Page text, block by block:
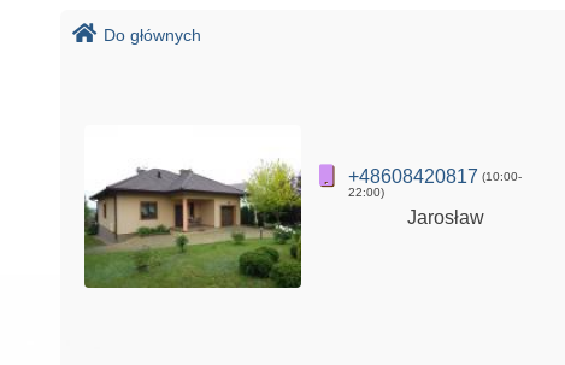
Do głównych
+48608420817 (10:00-
22:00)
Jarosław